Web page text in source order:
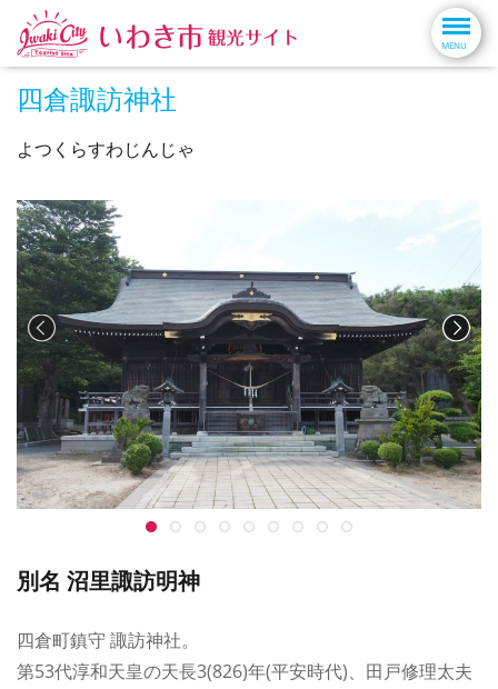
四倉諏訪神社
よつくらすわじんじゃ
別名 沼里諏訪明神
四倉町鎮守 諏訪神社。
第53代淳和天皇の天長3(826)年(平安時代)、田戸修理太夫